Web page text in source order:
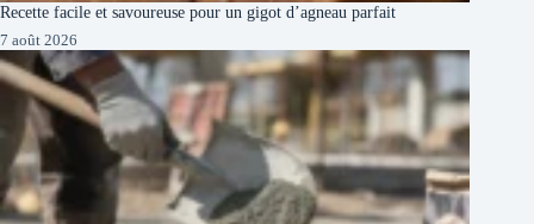
Recette facile et savoureuse pour un gigot d’agneau parfait
7 août 2026